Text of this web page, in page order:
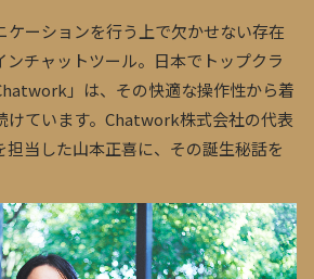
ケーションを行う上で欠かせない存在
ンチャットツール。日本で トップクラ
」 は、その快適な操作性から着
けています。Chatwork株式会社の代表
担当した山本正喜に、その誕生秘話を